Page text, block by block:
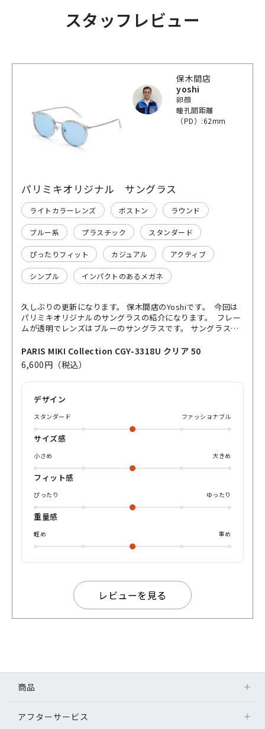
スタッフレビュー
保木間店
yoshi
卵顔
瞳孔間距離
（PD）:62mm
パリミキオリジナル サングラス
ライトカラーレンズ ボストン ラウンド
ブルー系 プラスチック スタンダード
ぴったりフィット カジュアル アクティブ
シンプル インパクトのあるメガネ
久しぶりの更新になります。 保木間店のYoshiです。 今回は
パリミキオリジナルのサングラスの紹介になります。 フレー
ムが透明でレンズはブルーのサングラスです。 サングラスで
になります。 鼻パッドがついているので調整可能 休日の買い
物などにかけてみてください
PARIS MIKI Collection CGY-3318U クリア 50
6,600円（税込）
デザイン
スタンダード ファッショナブル
サイズ感
小さめ 大きめ
フィット感
ぴったり ゆったり
重量感
軽め 重め
レビューを見る
商品
アフターサービス